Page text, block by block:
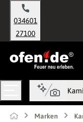
springen
034601
27100
Marken